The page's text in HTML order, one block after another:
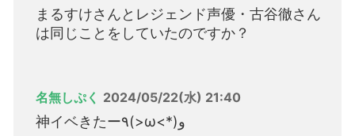
まるすけさんとレジェンド声優・古谷徹さん
は同じことをしていたのですか？
名無しぷく 2024/05/22(水) 21:40
神イベきたー٩(>ω<*)و